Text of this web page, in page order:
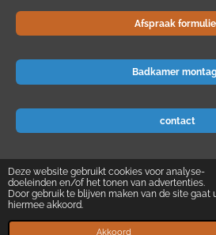
Deze website gebruikt cookies voor analyse-
doeleinden en/of het tonen van advertenties.
Door gebruik te blijven maken van de site gaat
hiermee akkoord.
Akkoord
Afspraak
Badkamer
contact